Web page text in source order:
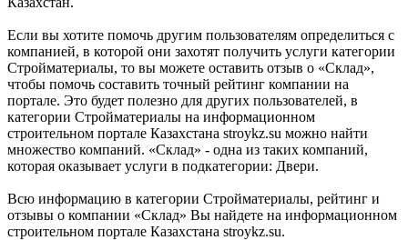
Если вы хотите помочь другим пользователям определиться с
компанией, в которой они захотят получить услуги категории
Стройматериалы, то вы можете оставить отзыв о «Склад»,
чтобы помочь составить точный рейтинг компании на
портале. Это будет полезно для других пользователей, в
категории Стройматериалы на информационном
строительном портале Казахстана stroykz.su можно найти
множество компаний. «Склад» - одна из таких компаний,
которая оказывает услуги в подкатегории: Двери.
Всю информацию в категории Стройматериалы, рейтинг и
отзывы о компании «Склад» Вы найдете на информационном
строительном портале Казахстана stroykz.su.